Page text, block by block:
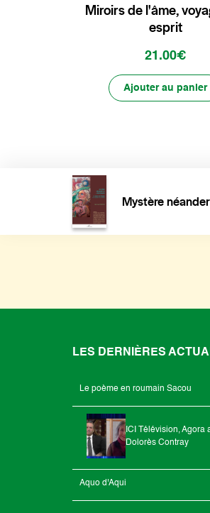
Miroirs de l'âme,
esprit
21.00€
Ajouter au panier
Mystère
LES DERNIÈRES
Le poème en roumain Sacou
ICI Télévision, Agora
Dolorès Contray
Aquo d'Aqui